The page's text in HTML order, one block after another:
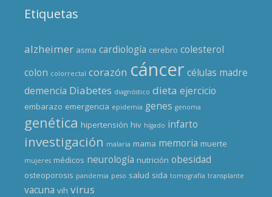
Etiquetas
alzheimer asma cardiología cerebro colesterol
colon colorrectal corazón cáncer células madre
demencia Diabetes diagnóstico dieta ejercicio
embarazo emergencia epidemia genes genoma
genética hipertensión hiv hígado infarto
investigación malaria mama memoria muerte
mujeres médicos neurología nutrición obesidad
osteoporosis pandemia peso salud sida tomografía transplante
vacuna vih virus